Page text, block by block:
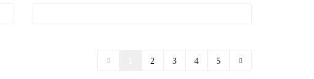
2 3 4 5